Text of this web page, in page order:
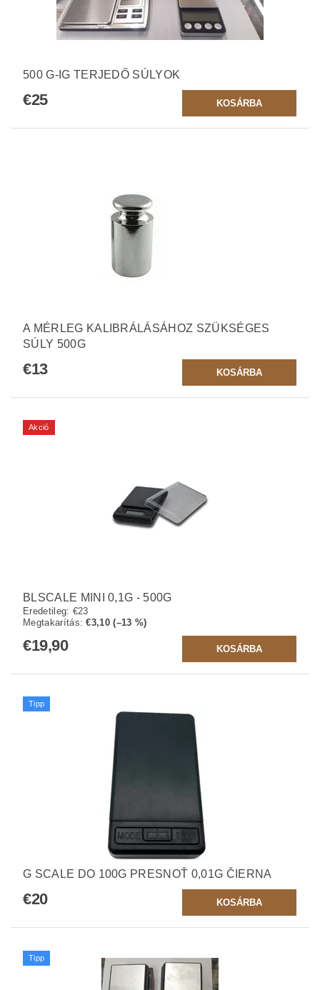
500 G-IG TERJEDŐ SÚLYOK
€25
A MÉRLEG KALIBRÁLÁSÁHOZ SZÜKSÉGES
SÚLY 500G
€13
Akció
BLSCALE MINI 0,1G - 500G
Eredetileg: €23
Megtakarítás:€3,10 (–13 %)
€19,90
Tipp
G SCALE DO 100G PRESNOŤ 0,01G ČIERNA
€20
Tipp